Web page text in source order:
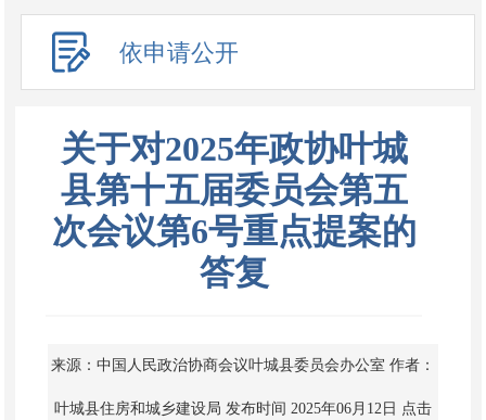
依申请公开
关于对2025年政协叶城
县第十五届委员会第五
次会议第6号重点提案的
答复
来源：中国人民政治协商会议叶城县委员会办公室 作者：
叶城县住房和城乡建设局 发布时间 2025年06月12日 点击